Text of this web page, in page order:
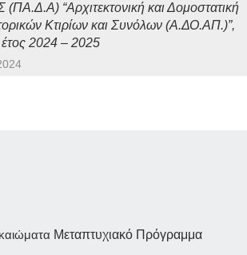
“Αρχιτεκτονική και Δομοστατική
Κτιρίων και Συνόλων (Α.ΔΟ.ΑΠ.)”,
έτος 2024 – 2025
Μεταπτυχιακό Πρόγραμμα